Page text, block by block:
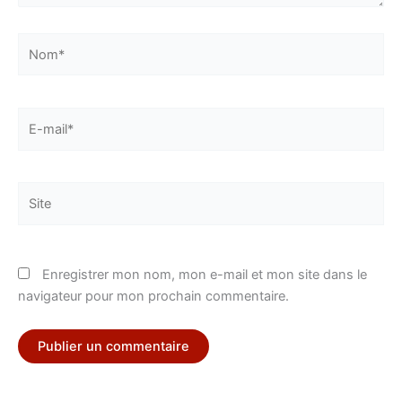
mail*
Enregistrer mon nom, mon e-mail et mon site dans le
navigateur pour mon prochain commentaire.